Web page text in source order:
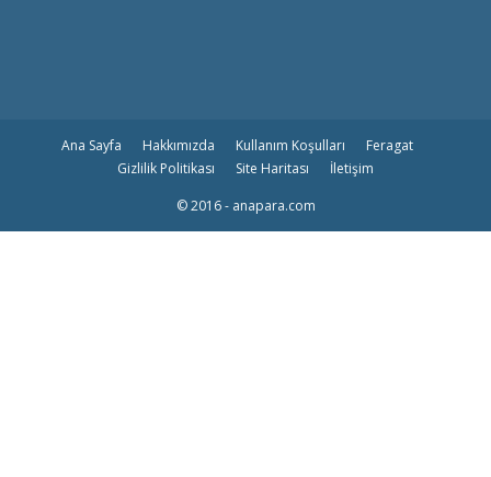
Ana Sayfa Hakkımızda Kullanım Koşulları
Feragat
Gizlilik Politikası
Site Haritası
İletişim
© 2016 - anapara.com